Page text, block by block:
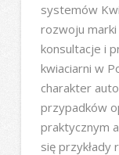
systemów
rozwoju marki
konsultacje i
kwiaciarni w
charakter
przypadków
praktycznym
się